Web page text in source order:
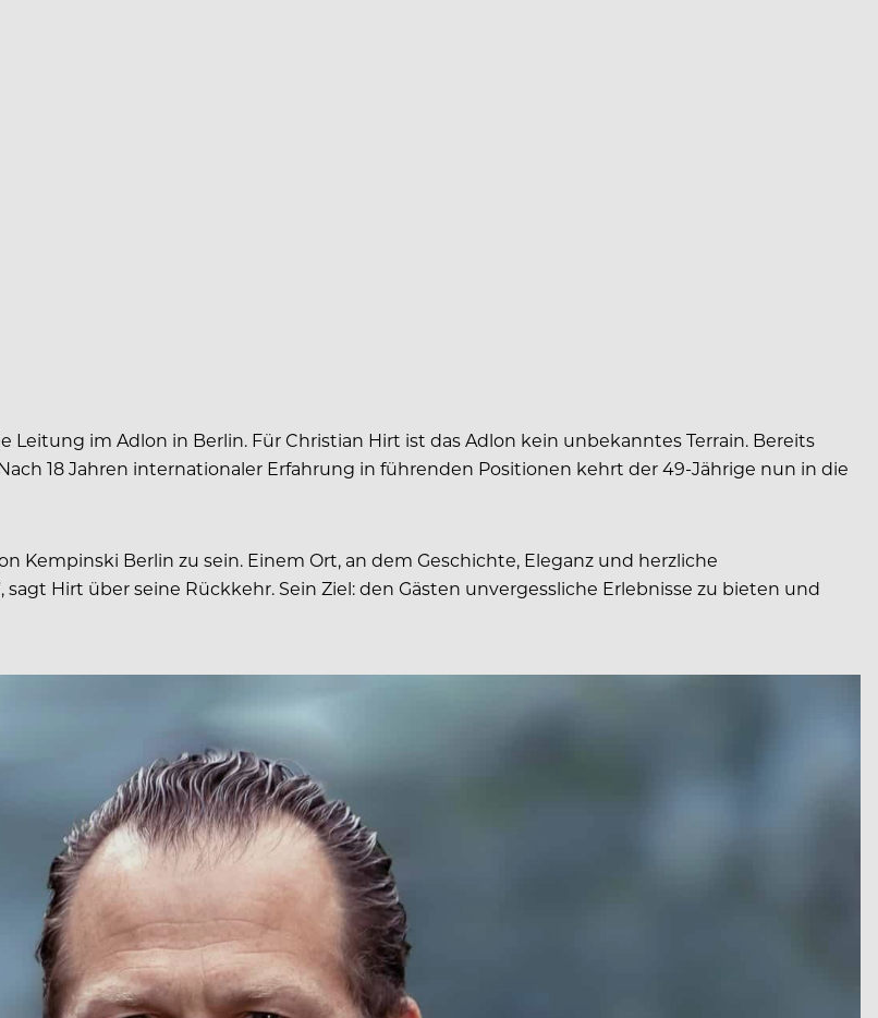
Leitung im Adlon in Berlin. Für Christian Hirt ist das Adlon kein unbekanntes Terrain. Bereits
18 Jahren internationaler Erfahrung in führenden Positionen kehrt der 49-Jährige nun in die
Kempinski Berlin zu sein. Einem Ort, an dem Geschichte, Eleganz und herzliche
Hirt über seine Rückkehr. Sein Ziel: den Gästen unvergessliche Erlebnisse zu bieten und